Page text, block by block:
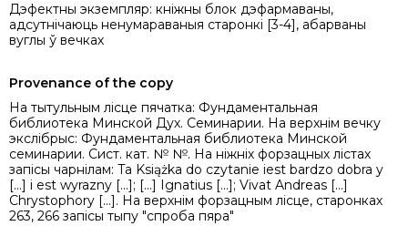
Дэфектны экземпляр: кніжны блок дэфармаваны,
адсутнічаюць ненумараваныя старонкі [3-4], абарваны
вуглы ў вечках
Provenance of the copy
На тытульным лісце пячатка: Фундаментальная
библиотека Минской Дух. Семинарии. На верхнім вечку
экслібрыс: Фундаментальная библиотека Минской
семинарии. Сист. кат. № №. На ніжніх форзацных лістах
запісы чарнілам: Ta Książka do czytanie iest bardzo dobra y
[...] i est wyrazny [...]; [...] Ignatius [...]; Vivat Andreas [...]
Chrystophory [...]. На верхнім форзацным лісце, старонках
263, 266 запісы тыпу "спроба пяра"